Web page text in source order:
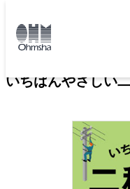
トップ
いちばんやさしい